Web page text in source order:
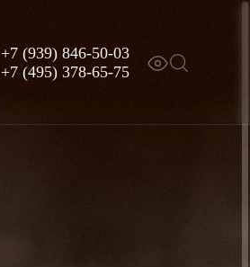
+7 (939) 846-50-03
+7 (495) 378-65-75